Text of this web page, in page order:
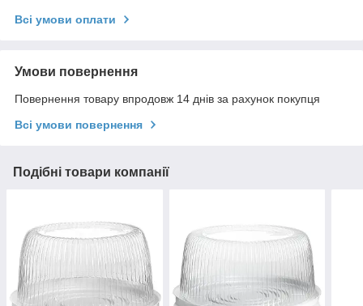
Всі умови оплати
Умови повернення
Повернення товару впродовж 14 днів за рахунок покупця
Всі умови повернення
Подібні товари компанії